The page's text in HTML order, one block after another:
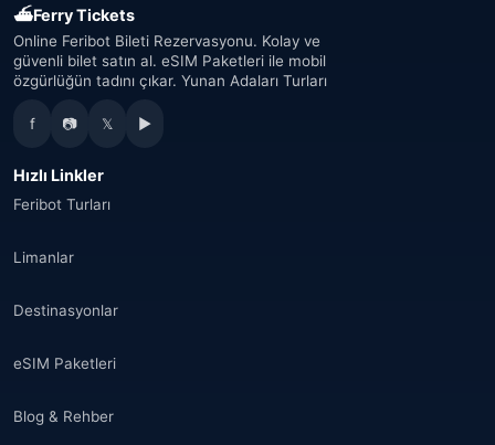
⛴Ferry Tickets
Online Feribot Bileti Rezervasyonu. Kolay ve
güvenli bilet satın al. eSIM Paketleri ile mobil
özgürlüğün tadını çıkar. Yunan Adaları Turları
f 📷 𝕏 ▶
Hızlı Linkler
Feribot Turları
Limanlar
Destinasyonlar
eSIM Paketleri
Blog & Rehber